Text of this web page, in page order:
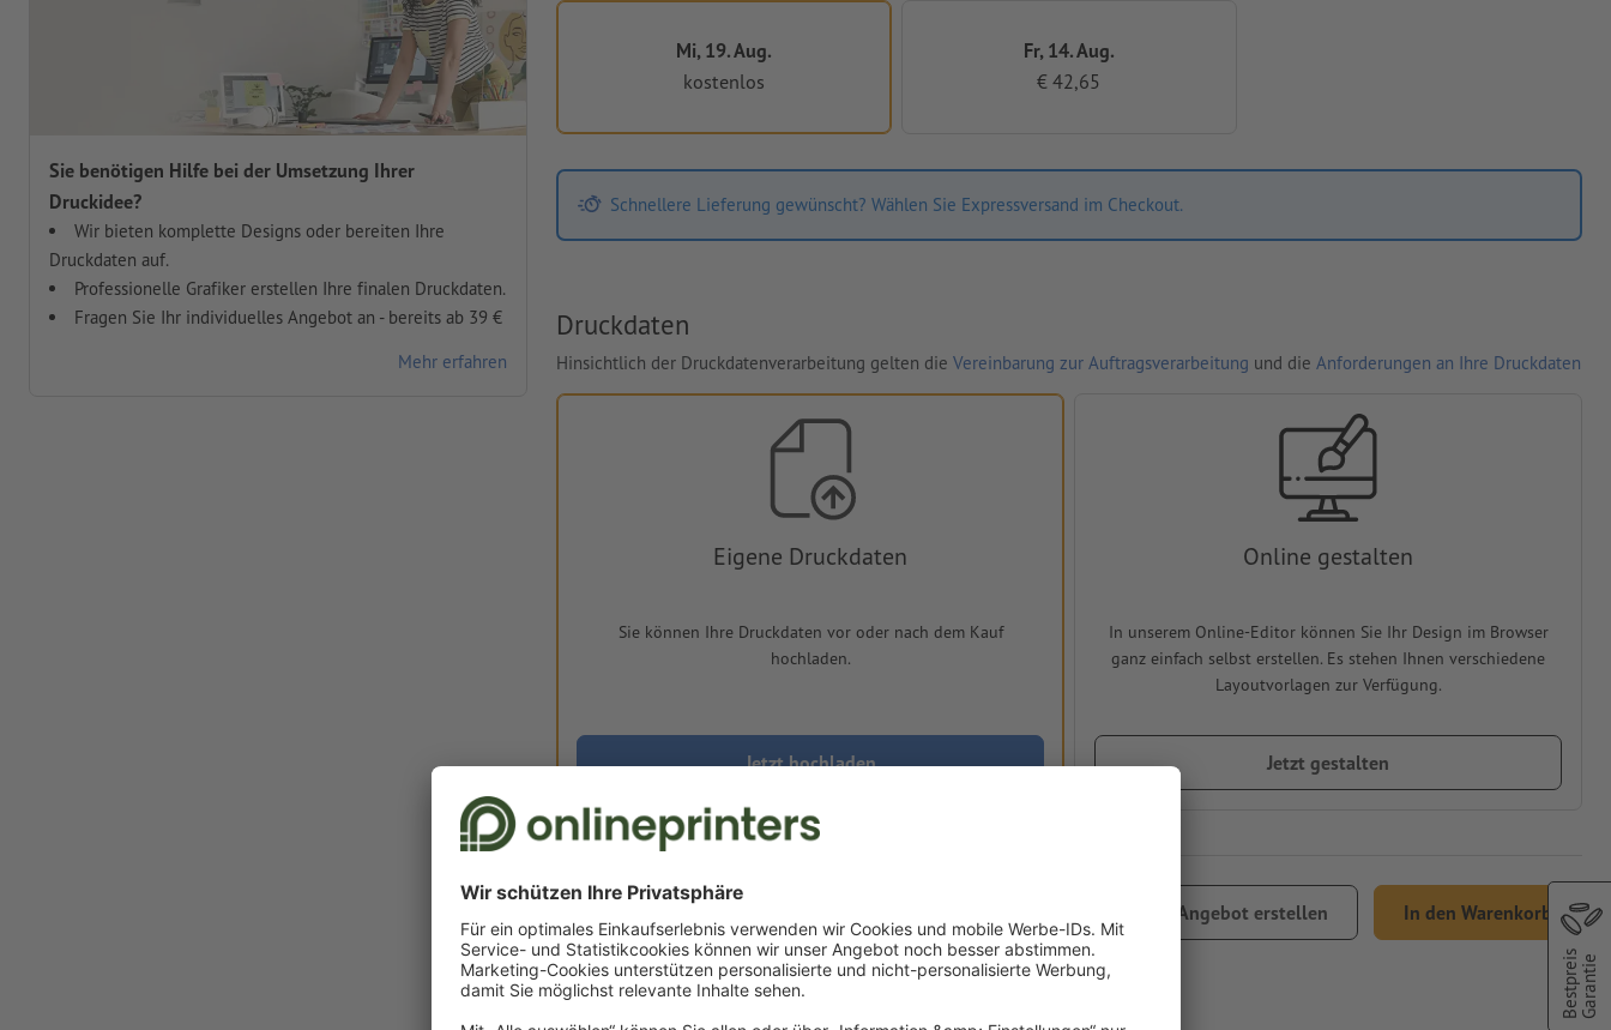
Sie benötigen Hilfe bei der Umsetzung Ihrer
Druckidee?
Wir bieten komplette Designs oder bereiten Ihre
Druckdaten auf.
Professionelle Grafiker erstellen Ihre finalen Druckdaten.
Fragen Sie Ihr individuelles Angebot an - bereits ab 39 €
Mehr erfahren
Mi, 19. Aug.
kostenlos
Fr, 14. Aug.
€ 42,65
Schnellere Lieferung gewünscht? Wählen Sie Expressversand im Checkout.
Druckdaten
Hinsichtlich der Druckdatenverarbeitung gelten die Vereinbarung zur Auftragsverarbeitung und die Anforderungen an Ihre Druckdaten
Eigene Druckdaten
Sie können Ihre Druckdaten vor oder nach dem Kauf
hochladen.
Jetzt hochladen
Online gestalten
In unserem Online-Editor können Sie Ihr Design im Browser
ganz einfach selbst erstellen. Es stehen Ihnen verschiedene
Layoutvorlagen zur Verfügung.
Jetzt gestalten
netto Inkl.19% MwSt.&Versand
Angebot erstellen In den Warenkorb
Lieferung ca.:
Mi, 19. Aug.
Gewicht: ca.2,7 kg BestpreisGarantie